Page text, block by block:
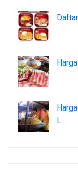
L…